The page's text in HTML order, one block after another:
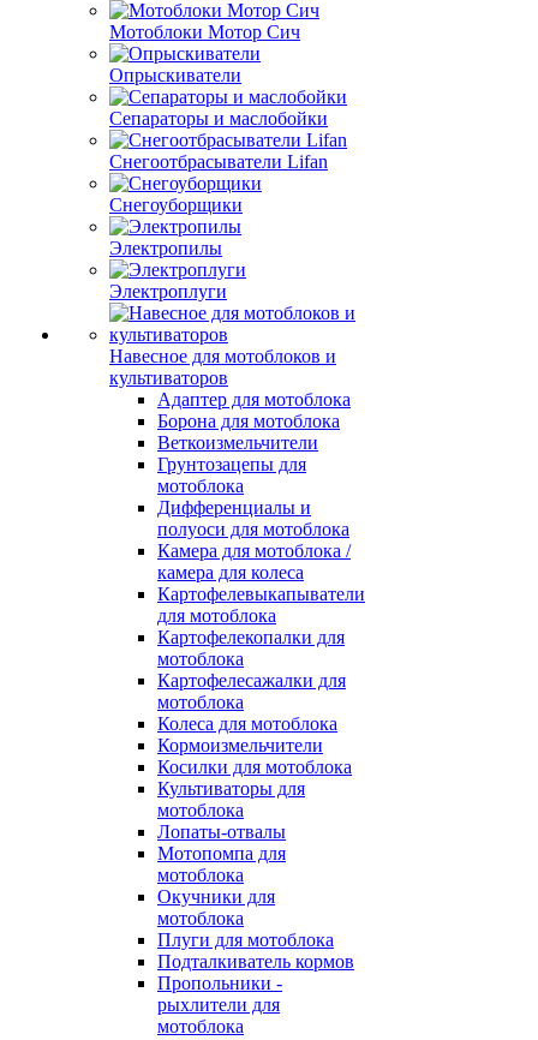
Мотоблоки Мотор Сич
Опрыскиватели
Сепараторы и маслобойки
Снегоотбрасыватели Lifan
Снегоуборщики
Электропилы
Электроплуги
Навесное для мотоблоков и
культиваторов
Адаптер для мотоблока
Борона для мотоблока
Веткоизмельчители
Грунтозацепы для
мотоблока
Дифференциалы и
полуоси для мотоблока
Камера для мотоблока /
камера для колеса
Картофелевыкапыватели
для мотоблока
Картофелекопалки для
мотоблока
Картофелесажалки для
мотоблока
Колеса для мотоблока
Кормоизмельчители
Косилки для мотоблока
Культиваторы для
мотоблока
Лопаты-отвалы
Мотопомпа для
мотоблока
Окучники для
мотоблока
Плуги для мотоблока
Подталкиватель кормов
Пропольники -
рыхлители для
мотоблока